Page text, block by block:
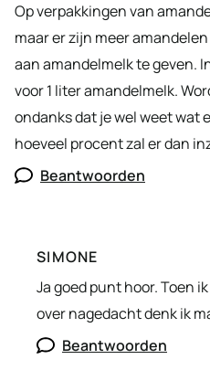
Op verpakkingen van
maar er zijn meer
aan amandelmelk te geven.
voor 1 liter amandelmelk.
ondanks dat je wel weet wat
hoeveel procent zal er dan
Beantwoorden
SIMONE
Ja goed punt hoor. Toen
over nagedacht denk ik
Beantwoorden